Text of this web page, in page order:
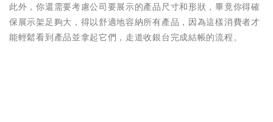
此外，你還需要考慮公司要展示的產品尺寸和形狀，畢竟你得確
保展示架足夠大，得以舒適地容納所有產品，因為這樣消費者才
能輕鬆看到產品並拿起它們，走道收銀台完成結帳的流程。